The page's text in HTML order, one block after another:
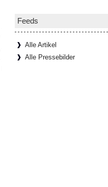
Feeds
Alle Artikel
Alle Pressebilder